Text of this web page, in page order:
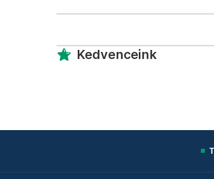
Kedvenceink